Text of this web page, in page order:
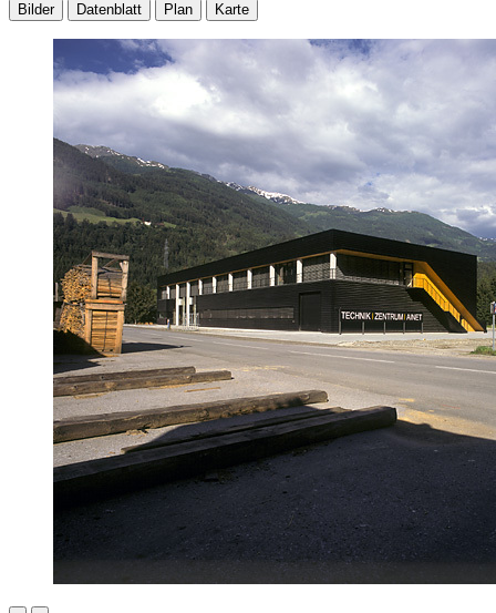
Bilder Datenblatt Plan Karte